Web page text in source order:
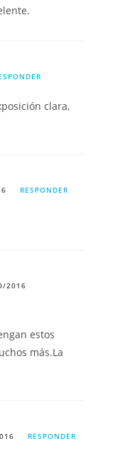
clara,
RESPONDER
2016
estos
más.La
RESPONDER